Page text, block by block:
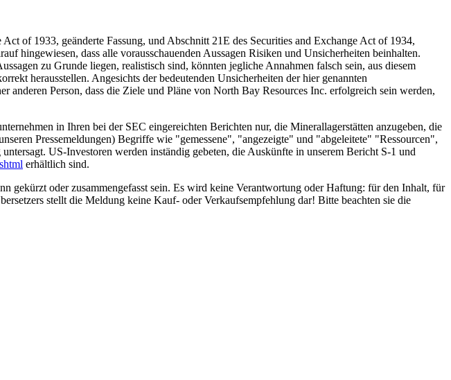
of 1933, geänderte Fassung, und Abschnitt 21E des Securities and Exchange Act of 1934,
hingewiesen, dass alle vorausschauenden Aussagen Risiken und Unsicherheiten beinhalten.
zu Grunde liegen, realistisch sind, könnten jegliche Annahmen falsch sein, aus diesem
herausstellen. Angesichts der bedeutenden Unsicherheiten der hier genannten
Person, dass die Ziele und Pläne von North Bay Resources Inc. erfolgreich sein werden,
in Ihren bei der SEC eingereichten Berichten nur, die Minerallagerstätten anzugeben, die
Pressemeldungen) Begriffe wie "gemessene", "angezeigte" und "abgeleitete" "Ressourcen",
US-Investoren werden inständig gebeten, die Auskünfte in unserem Bericht S-1 und
erhältlich sind.
gekürzt oder zusammengefasst sein. Es wird keine Verantwortung oder Haftung: für den Inhalt, für
stellt die Meldung keine Kauf- oder Verkaufsempfehlung dar! Bitte beachten sie die